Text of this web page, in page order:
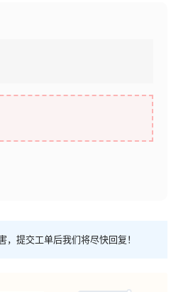
提交工单后我们将尽快回复！